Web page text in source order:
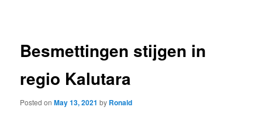
Besmettingen stijgen in
regio Kalutara
Posted onMay 13, 2021 by Ronald